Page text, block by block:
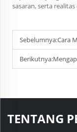
sasaran, serta
Sebelumnya:Cara
Berikutnya:Mengapa
TENTANG